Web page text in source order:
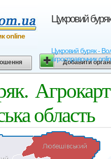
Цукровий
Цукровий буряк -
агросправочник
online
Добавити
область